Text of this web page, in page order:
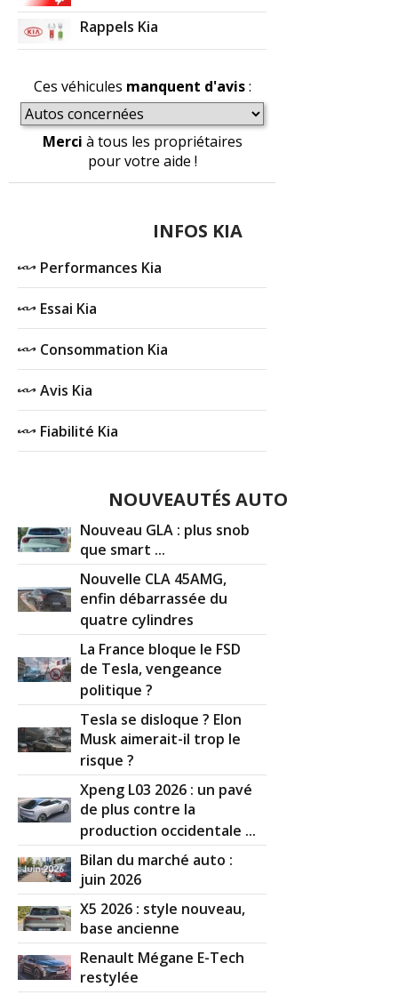
Rappels Kia
Ces véhicules manquent d'avis:
Merci à tous les propriétaires
pour votre aide !
INFOS KIA
Performances Kia
Essai Kia
Consommation Kia
Avis Kia
Fiabilité Kia
NOUVEAUTÉS AUTO
Nouveau GLA : plus snob
que smart ...
Nouvelle CLA 45AMG,
enfin débarrassée du
quatre cylindres
La France bloque le FSD
de Tesla, vengeance
politique ?
Tesla se disloque ? Elon
Musk aimerait-il trop le
risque ?
Xpeng L03 2026 : un pavé
de plus contre la
production occidentale ...
Bilan du marché auto :
juin 2026
X5 2026 : style nouveau,
base ancienne
Renault Mégane E-Tech
restylée